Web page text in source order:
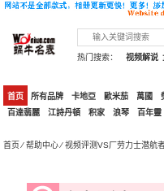
热门搜索：
视频解说
首页 所有品牌 卡地亞 歐米茄 萬國
百達翡麗
江詩丹頓 积家 浪琴 百年靈
首页⁄帮助中心⁄ 视频评测VS厂劳力士潜航